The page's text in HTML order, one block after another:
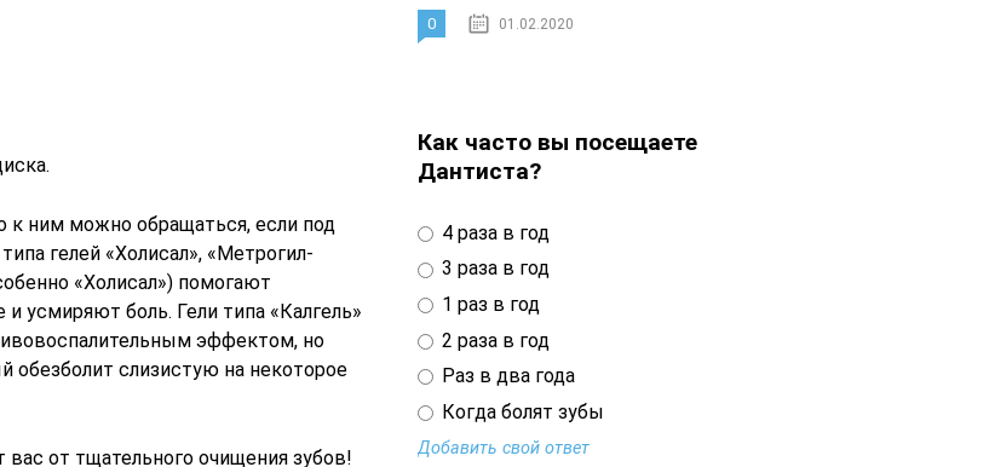
к ним можно обращаться, если под
гелей «Холисал», «Метрогил-
«Холисал») помогают
усмиряют боль. Гели типа «Калгель»
эффектом, но
обезболит слизистую на некоторое
от тщательного очищения зубов!
0 01.02.2020
Как часто вы посещаете
Дантиста?
4 раза в год
3 раза в год
1 раз в год
2 раза в год
Раз в два года
Когда болят зубы
Добавить свой ответ